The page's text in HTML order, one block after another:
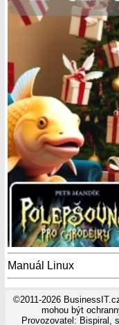
Manuál Linux
©2011-2026
mohou být
Provozovatel: Bispiral,